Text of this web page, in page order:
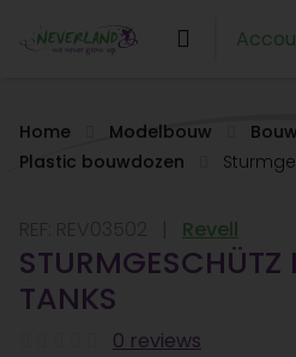
Home Modelbouw
Plastic bouwdozen
Revell
TANKS
0 reviews